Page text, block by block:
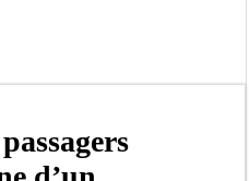
militants, sympathisants et à